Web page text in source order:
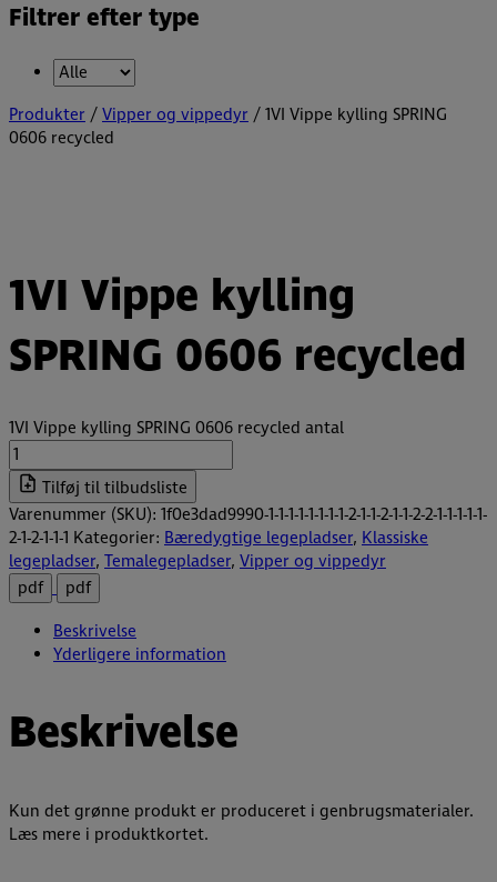
Filtrer efter type
Produkter/Vipper og vippedyr/ 1VI Vippe kylling SPRING
0606 recycled
1VI Vippe kylling
SPRING 0606 recycled
1VI Vippe kylling SPRING 0606 recycled antal
Tilføj til tilbudsliste
Varenummer (SKU): 1f0e3dad9990-1-1-1-1-1-1-1-1-2-1-1-2-1-1-2-2-1-1-1-1-1-
2-1-2-1-1-1 Kategorier: Bæredygtige legepladser, Klassiske
legepladser, Temalegepladser, Vipper og vippedyr
pdf
pdf
Beskrivelse
Yderligere information
Beskrivelse
Kun det grønne produkt er produceret i genbrugsmaterialer.
Læs mere i produktkortet.